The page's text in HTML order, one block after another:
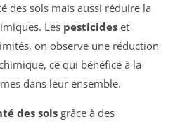
des sols mais aussi réduire la
Les pesticides et
on observe une réduction
ce qui bénéfice à la
dans leur ensemble.
des solsgrâce à des